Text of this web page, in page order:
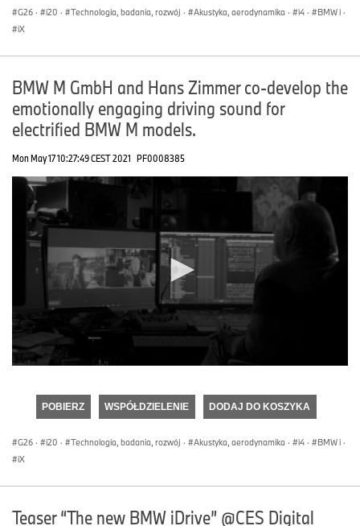
G26 · i20 · Technologia, badania, rozwój · Akustyka, aerodynamika · i4 · BMW i ·
iX
BMW M GmbH and Hans Zimmer co-develop the
emotionally engaging driving sound for
electrified BMW M models.
Mon May 17 10:27:49 CEST 2021 PF0008385
seconds
POBIERZ WSPÓŁDZIELENIE DODAJ DO KOSZYKA
G26 · i20 · Technologia, badania, rozwój · Akustyka, aerodynamika · i4 · BMW i ·
iX
Teaser “The new BMW iDrive” @CES Digital